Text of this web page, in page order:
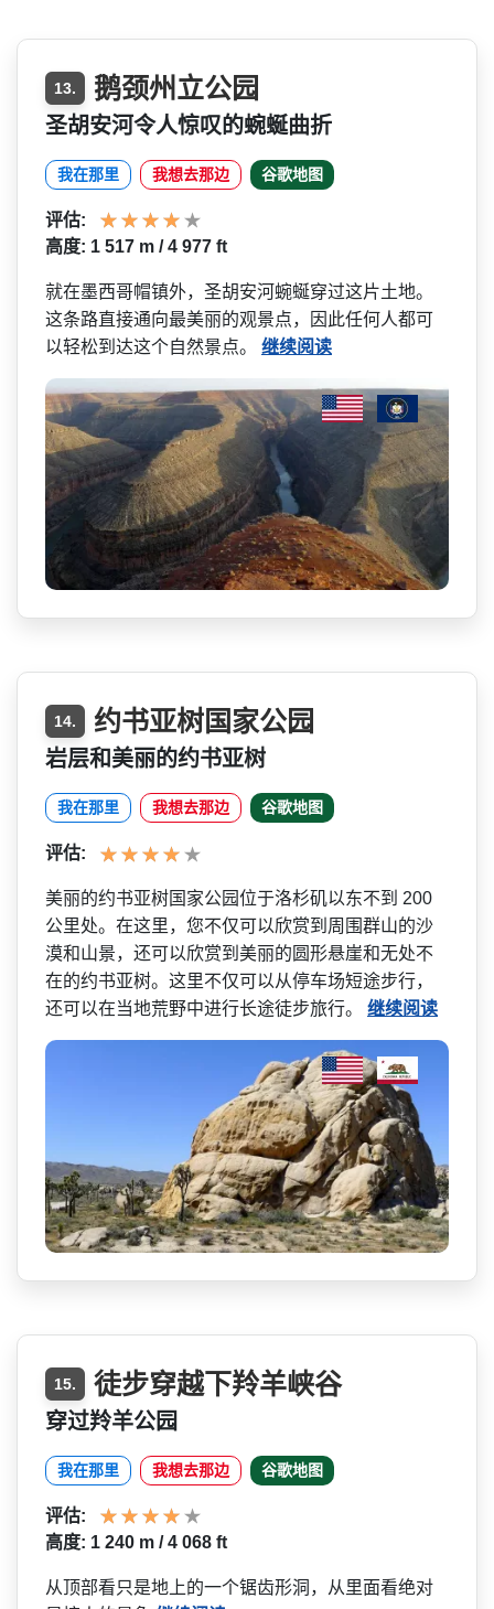
13. 鹅颈州立公园
圣胡安河令人惊叹的蜿蜒曲折
我在那里 我想去那边 谷歌地图
评估:
高度: 1 517 m / 4 977 ft
就在墨西哥帽镇外，圣胡安河­蜿蜒穿过这片土地。
这条路直接通向最美丽的观景点，­因此任何人都可
以轻松到达这个自然景点。 继续阅读
14. 约书亚树国家公园
岩层和美丽的约书亚树
我在那里 我想去那边 谷歌地图
评估:
美丽的约书亚树国家公园位于­洛杉矶以东不到 200
公里处。在这里，您不仅可以­欣赏到周围群山的沙
漠和山景，还可以欣赏到美丽的圆­形悬崖和无处不
在的约书亚树。这里不仅可以从停车场­短途步行，
还可以在当地荒野中进行长途徒步旅行。 继续阅读
15. 徒步穿越下羚羊峡谷
穿过羚羊公园
我在那里 我想去那边 谷歌地图
评估:
高度: 1 240 m / 4 068 ft
从顶部看只是地上的一个锯齿­形洞，从里面看绝对